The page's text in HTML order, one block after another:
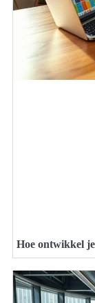
Hoe ontwikkel